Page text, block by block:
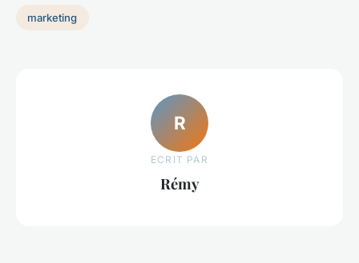
marketing
R
ECRIT PAR
Rémy